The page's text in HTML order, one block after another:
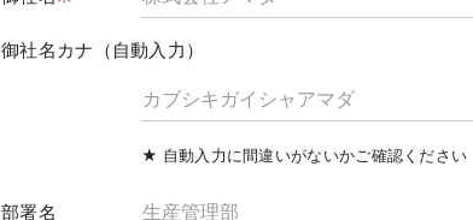
御社名カナ（自動入力）
★ 自動入力に間違いがないかご確認ください
部署名